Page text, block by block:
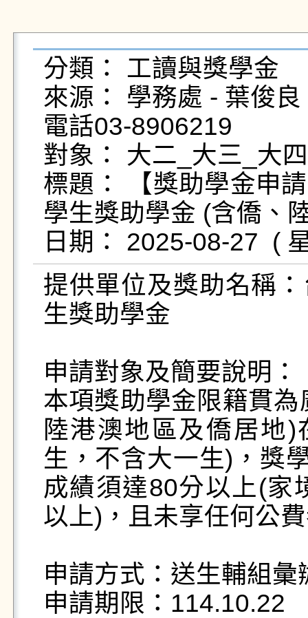
分類： 工讀與獎學金
來源： 學務處 - 葉俊
電話03-8906219
對象： 大二_大三_大
標題： 【獎助學金申
學生獎助學金 (含僑、
提供單位及獎助名稱
生獎助學金
申請對象及簡要說明：
本項獎助學金限籍貫
陸港澳地區及僑居地
生，不含大一生)，獎
成績須達80分以上(家
以上)，且未享任何公
申請方式：送生輔組彙
申請期限：114.10.22